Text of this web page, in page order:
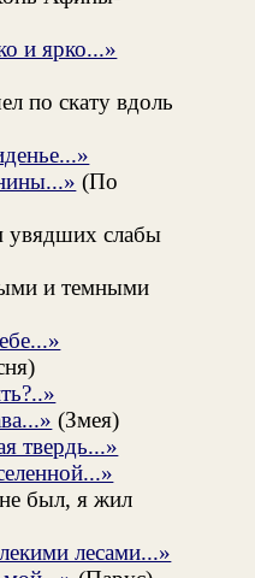
и ярко...»
по скату вдоль
(По
увядших слабы
и темными
(Змея)
твердь...»
был, я жил
лесами...»